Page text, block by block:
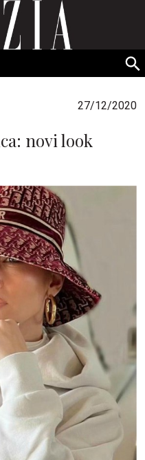
Srbija
27/12/2020
novi look